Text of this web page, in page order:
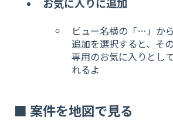
ビュー名横の「…」か
追加を選択すると、そ
専用のお気に入りとし
れるよ
■ 案件を地図で見る